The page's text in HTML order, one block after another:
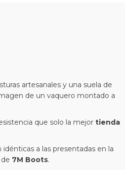
artesanales y una suela de
de un vaquero montado a
que solo la mejor tienda
a las presentadas en la
7M Boots.